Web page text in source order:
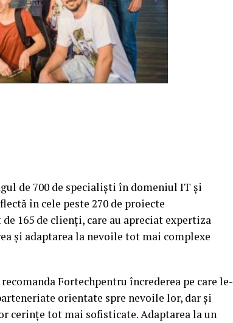
de 700 de specialişti în domeniul IT şi
în cele peste 270 de proiecte
165 de clienţi, care au apreciat expertiza
şi adaptarea la nevoile tot mai complexe
Fortechpentru încrederea pe care le-
orientate spre nevoile lor, dar şi
cerinţe tot mai sofisticate.Adaptarea la un